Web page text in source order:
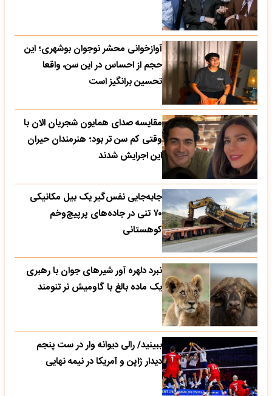
آوازخوانی محشر نوجوان بوشهری؛ این
حجم از احساس در این سن، واقعا
تحسین‌ برانگیز است
مقایسه صدای همایون شجریان الان با
وقتی کم سن تر بود؛ هنرمندان حیران
این اجرایش شدند
جابه‌جایی نفس‌گیر یک بیل مکانیکی
۷۰ تنی در جاده‌های پرپیچ‌وخم
کوهستانی
نبرد دلهره آور شیرهای جوان با رهبری
یک ماده بالغ با گاومیش نر تنومند
ببینید/ رالی دیوانه وار در ست پنجم
دیدار ژاپن و آمریکا در نیمه نهایی